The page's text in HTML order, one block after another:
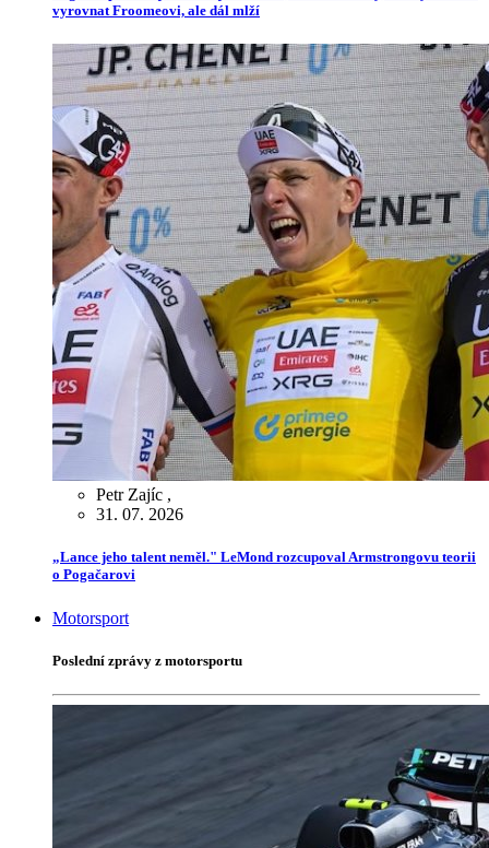
vyrovnat Froomeovi, ale dál mlží
Petr Zajíc ,
31. 07. 2026
„Lance jeho talent neměl." LeMond rozcupoval Armstrongovu teorii
o Pogačarovi
Motorsport
Poslední zprávy z motorsportu